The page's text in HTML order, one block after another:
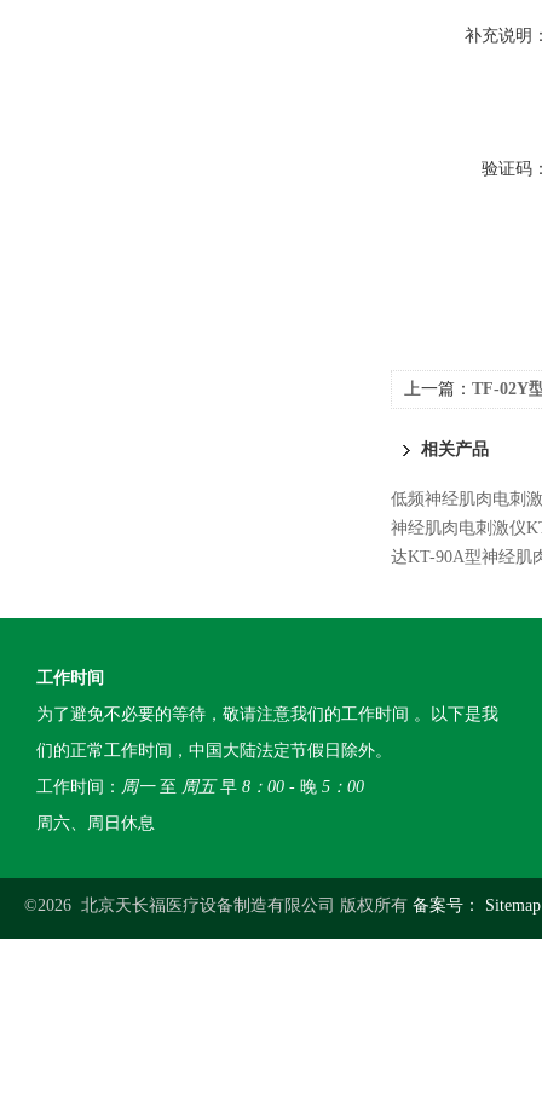
补充说明
验证码
上一篇： TF-02Y
相关产品
低频神经肌肉电刺
神经肌肉电刺激仪
达KT-90A型神经肌
工作时间
为了避免不必要的等待，敬请注意我们的工作时间 。以下是我
们的正常工作时间，中国大陆法定节假日除外。
工作时间： 周一至 周五早 8：00 - 晚 5：00
周六、周日休息
©2026 北京天长福医疗设备制造有限公司 版权所有 备案号：